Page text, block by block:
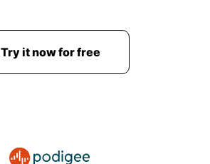
Try it now for free